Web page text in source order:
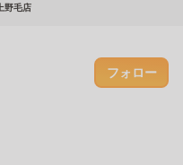
野毛店
フォロー